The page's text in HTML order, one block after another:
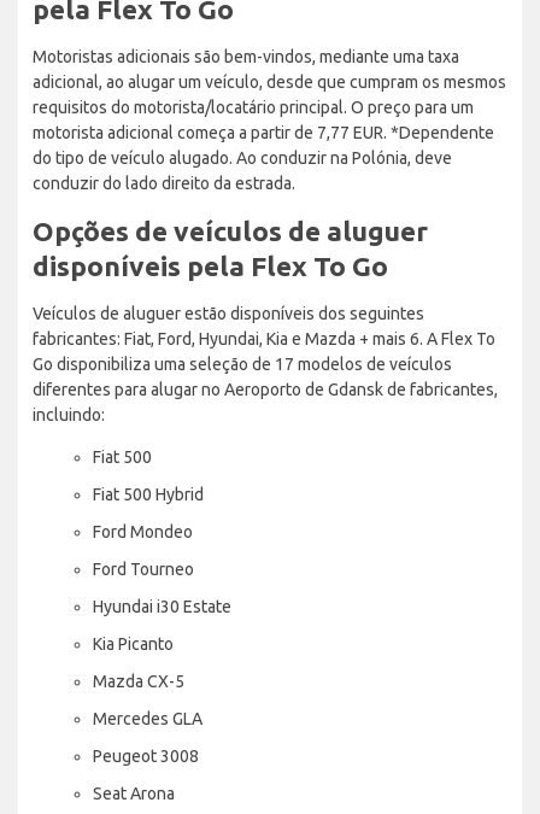
pela Flex To Go
Motoristas adicionais são bem-vindos, mediante uma taxa
adicional, ao alugar um veículo, desde que cumpram os mesmos
requisitos do motorista/locatário principal. O preço para um
motorista adicional começa a partir de 7,77 EUR. *Dependente
do tipo de veículo alugado. Ao conduzir na Polónia, deve
conduzir do lado direito da estrada.
Opções de veículos de aluguer
disponíveis pela Flex To Go
Veículos de aluguer estão disponíveis dos seguintes
fabricantes: Fiat, Ford, Hyundai, Kia e Mazda + mais 6. A Flex To
Go disponibiliza uma seleção de 17 modelos de veículos
diferentes para alugar no Aeroporto de Gdansk de fabricantes,
incluindo:
Fiat 500
Fiat 500 Hybrid
Ford Mondeo
Ford Tourneo
Hyundai i30 Estate
Kia Picanto
Mazda CX-5
Mercedes GLA
Peugeot 3008
Seat Arona